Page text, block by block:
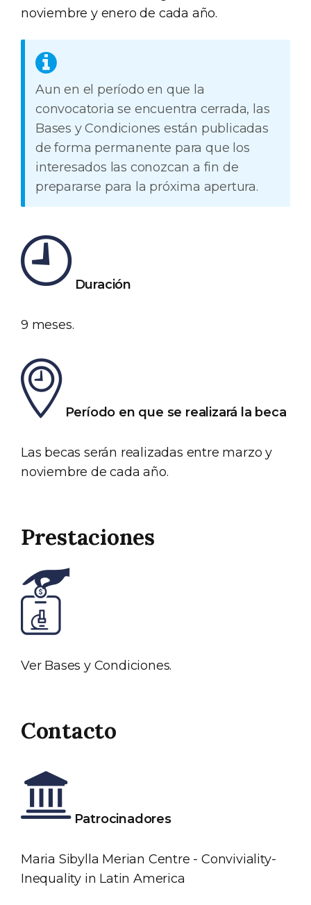
noviembre y enero de cada año.
Aun en el período en que la
convocatoria se encuentra cerrada, las
Bases y Condiciones están publicadas
de forma permanente para que los
interesados las conozcan a fin de
prepararse para la próxima apertura.
Duración
9 meses.
Período en que se realizará la beca
Las becas serán realizadas entre marzo y
noviembre de cada año.
Prestaciones
Ver Bases y Condiciones.
Contacto
Patrocinadores
Maria Sibylla Merian Centre - Conviviality-
Inequality in Latin America